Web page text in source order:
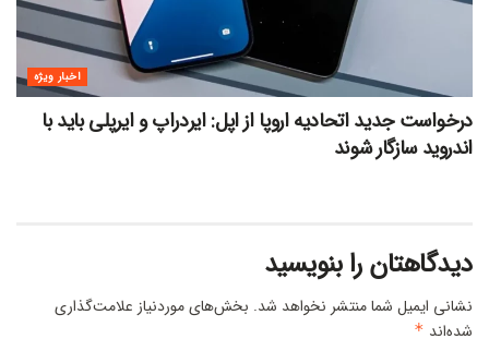
اخبار ویژه
درخواست جدید اتحادیه اروپا از اپل: ایردراپ و ایرپلی باید با
اندروید سازگار شوند
دیدگاهتان را بنویسید
نشانی ایمیل شما منتشر نخواهد شد. بخش‌های موردنیاز علامت‌گذاری
شده‌اند *